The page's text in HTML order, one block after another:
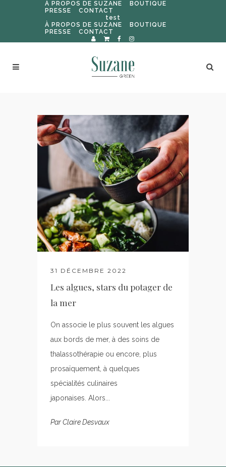
À PROPOS DE SUZANE
BOUTIQUE
PRESSE
CONTACT
test
À PROPOS DE SUZANE
BOUTIQUE
PRESSE
CONTACT
31 DÉCEMBRE 2022
Les algues, stars du potager de
la mer
On associe le plus souvent les algues
aux bords de mer, à des soins de
thalassothérapie ou encore, plus
prosaïquement, à quelques
spécialités culinaires
japonaises. Alors...
ParClaire Desvaux